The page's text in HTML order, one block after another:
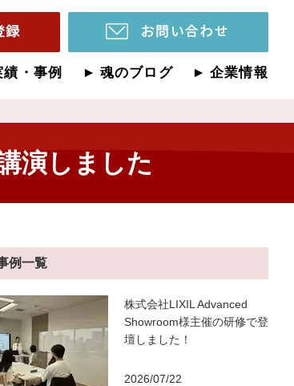
績・事例 魂のブログ 企業情報
演しました
例一覧
株式会社LIXIL Advanced
Showroom様主催の研修で登
壇しました！
2026/07/22